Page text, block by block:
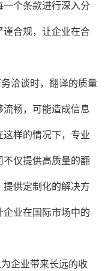
个条款进行深入分
合规，让企业在合
洽谈时，翻译的质量
畅，可能造成信息
样的情况下，专业
仅提供高质量的翻
供定制化的解决方
业在国际市场中的
企业带来长远的收